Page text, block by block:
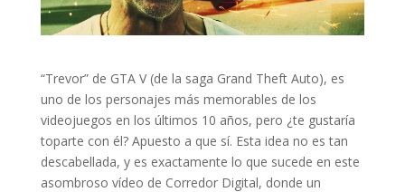
“Trevor” de GTA V (de la saga Grand Theft Auto), es
uno de los personajes más memorables de los
videojuegos en los últimos 10 años, pero ¿te gustaría
toparte con él? Apuesto a que sí. Esta idea no es tan
descabellada, y es exactamente lo que sucede en este
asombroso vídeo de Corredor Digital, donde un